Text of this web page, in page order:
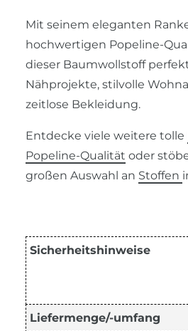
Mit seinem eleganten
hochwertigen Popeline-
dieser Baumwollstoff
Nähprojekte, stilvolle
zeitlose Bekleidung.
Entdecke viele weitere tolle
Popeline-Qualität oder
großen Auswahl an Stoffen
Sicherheitshinweise
Liefermenge/-umfang